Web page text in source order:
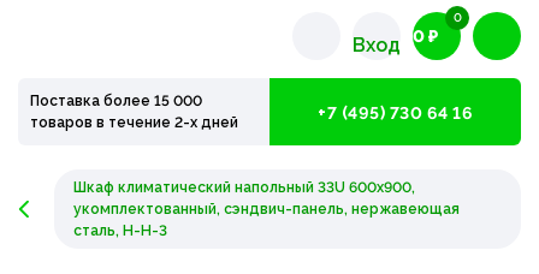
Вход 0 ₽
0
Поставка более 15 000
товаров в течение 2-х дней
+7 (495) 730 64 16
Шкаф климатический напольный 33U 600х900,
укомплектованный, сэндвич-панель, нержавеющая
сталь, Н-Н-3